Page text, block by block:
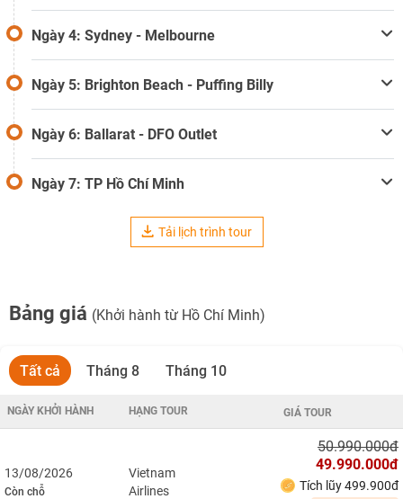
Ngày 4: Sydney - Melbourne
Ngày 5: Brighton Beach - Puffing Billy
Ngày 6: Ballarat - DFO Outlet
Ngày 7: TP Hồ Chí Minh
Tải lịch trình tour
Bảng giá (Khởi hành từ Hồ Chí Minh)
Tất cả Tháng 8 Tháng 10
NGÀY KHỞI HÀNH HẠNG TOUR GIÁ TOUR
13/08/2026
Còn chỗ
Vietnam
Airlines
50.990.000đ
49.990.000đ
Tích lũy 499.900đ